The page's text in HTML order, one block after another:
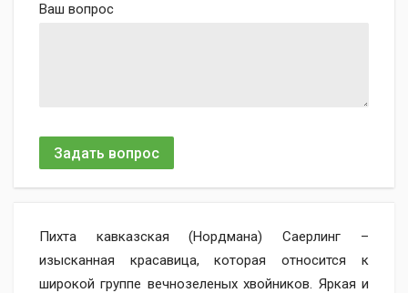
Ваш вопрос
Задать вопрос
Пихта кавказская (Нордмана) Саерлинг –
изысканная красавица, которая относится к
широкой группе вечнозеленых хвойников. Яркая и